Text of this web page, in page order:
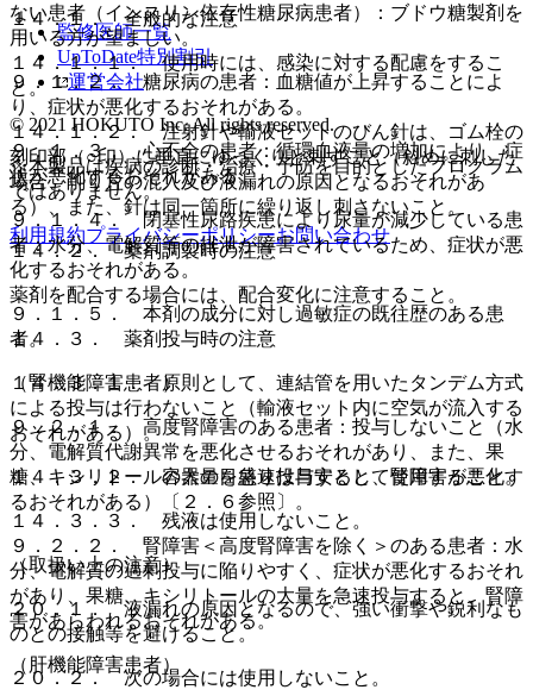
１４．１． 全般的な注意
１４．１．１． 使用時には、感染に対する配慮をするこ
と。
１４．１．２． 注射針や輸液セットのびん針は、ゴム栓の
刻印部（○印）に垂直にゆっくりと刺すこと（斜めに刺した
場合、削り片の混入及び液漏れの原因となるおそれがあ
る）、また、針は同一箇所に繰り返し刺さないこと。
１４．２． 薬剤調製時の注意
薬剤を配合する場合には、配合変化に注意すること。
１４．３． 薬剤投与時の注意
１４．３．１． 原則として、連結管を用いたタンデム方式
による投与は行わないこと（輸液セット内に空気が流入する
おそれがある）。
１４．３．２． 容器の目盛りは目安として使用すること。
１４．３．３． 残液は使用しないこと。
（取扱い上の注意）
２０．１． 液漏れの原因となるので、強い衝撃や鋭利なも
のとの接触等を避けること。
２０．２． 次の場合には使用しないこと。
ない患者（インスリン依存性糖尿病患者）：ブドウ糖製剤を
用いる方が望ましい。
９．１．２． 糖尿病の患者：血糖値が上昇することによ
り、症状が悪化するおそれがある。
９．１．３． 心不全の患者：循環血液量の増加により、症
状が悪化するおそれがある。
９．１．４． 閉塞性尿路疾患により尿量が減少している患
者：水分、電解質等の排泄が障害されているため、症状が悪
化するおそれがある。
９．１．５． 本剤の成分に対し過敏症の既往歴のある患
者。
（腎機能障害患者）
９．２．１． 高度腎障害のある患者：投与しないこと（水
分、電解質代謝異常を悪化させるおそれがあり、また、果
糖、キシリトールの大量を急速投与すると、腎障害が悪化す
るおそれがある）〔２．６参照〕。
９．２．２． 腎障害＜高度腎障害を除く＞のある患者：水
分、電解質の過剰投与に陥りやすく、症状が悪化するおそれ
があり、果糖、キシリトールの大量を急速投与すると、腎障
害があらわれるおそれがある。
（肝機能障害患者）
監修医師一覧
UpToDate特別割引
運営会社
© 2021 HOKUTO Inc. All rights reserved.
※本製品は疾病の診断・治療・予防を目的としたプログラム
ではありません。
利用規約プライバシーポリシーお問い合わせ